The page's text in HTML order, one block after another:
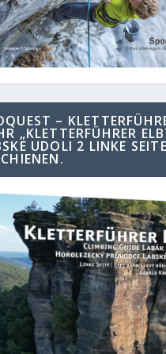
–
„KLETTERFÜHRER
UDOLI 2 LINKE